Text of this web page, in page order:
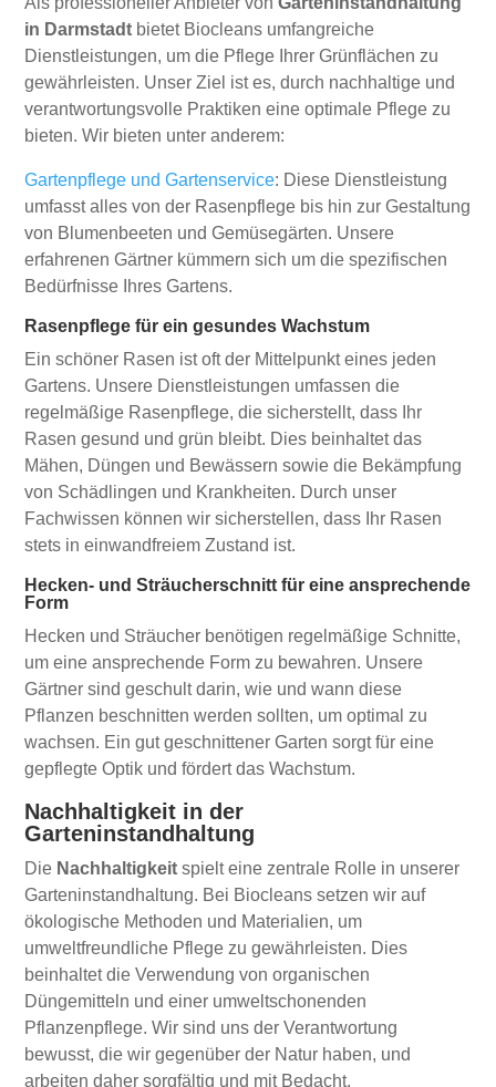
in Darmstadt bietet Biocleans umfangreiche
Dienstleistungen, um die Pflege Ihrer Grünflächen zu
gewährleisten. Unser Ziel ist es, durch nachhaltige und
verantwortungsvolle Praktiken eine optimale Pflege zu
bieten. Wir bieten unter anderem:
Gartenpflege und Gartenservice: Diese Dienstleistung
umfasst alles von der Rasenpflege bis hin zur Gestaltung
von Blumenbeeten und Gemüsegärten. Unsere
erfahrenen Gärtner kümmern sich um die spezifischen
Bedürfnisse Ihres Gartens.
Rasenpflege für ein gesundes Wachstum
Ein schöner Rasen ist oft der Mittelpunkt eines jeden
Gartens. Unsere Dienstleistungen umfassen die
regelmäßige Rasenpflege, die sicherstellt, dass Ihr
Rasen gesund und grün bleibt. Dies beinhaltet das
Mähen, Düngen und Bewässern sowie die Bekämpfung
von Schädlingen und Krankheiten. Durch unser
Fachwissen können wir sicherstellen, dass Ihr Rasen
stets in einwandfreiem Zustand ist.
Hecken- und Sträucherschnitt für eine ansprechende
Form
Hecken und Sträucher benötigen regelmäßige Schnitte,
um eine ansprechende Form zu bewahren. Unsere
Gärtner sind geschult darin, wie und wann diese
Pflanzen beschnitten werden sollten, um optimal zu
wachsen. Ein gut geschnittener Garten sorgt für eine
gepflegte Optik und fördert das Wachstum.
Nachhaltigkeit in der
Garteninstandhaltung
Die Nachhaltigkeit spielt eine zentrale Rolle in unserer
Garteninstandhaltung. Bei Biocleans setzen wir auf
ökologische Methoden und Materialien, um
umweltfreundliche Pflege zu gewährleisten. Dies
beinhaltet die Verwendung von organischen
Düngemitteln und einer umweltschonenden
Pflanzenpflege. Wir sind uns der Verantwortung
bewusst, die wir gegenüber der Natur haben, und
arbeiten daher sorgfältig und mit Bedacht.